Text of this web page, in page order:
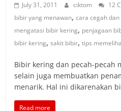
July 31, 2011 ciktom 12
bibir yang menawan,cara cegah
mengatasi bibir kering, penjagaan
bibir kering,sakit bibir,tips
Bibir kering dan pecah-pecah
selain juga membuatkan
menarik. Hal ini dikarenakan
Read more